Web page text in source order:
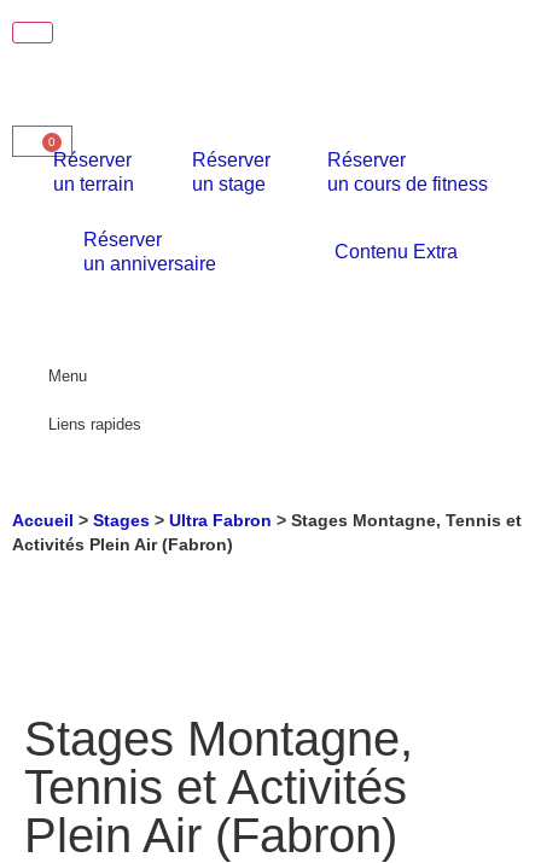
Réserver
un terrain
Réserver
un stage
Réserver
un cours de fitness
Réserver
un anniversaire
Contenu Extra
0
Menu
Liens rapides
Accueil > Stages > Ultra Fabron > Stages Montagne, Tennis et
Activités Plein Air (Fabron)
Stages Montagne,
Tennis et Activités
Plein Air (Fabron)